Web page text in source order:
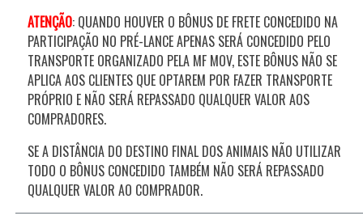
ATENÇÃO: QUANDO HOUVER O BÔNUS DE FRETE CONCEDIDO NA
PARTICIPAÇÃO NO PRÉ-LANCE APENAS SERÁ CONCEDIDO PELO
TRANSPORTE ORGANIZADO PELA MF MOV, ESTE BÔNUS NÃO SE
APLICA AOS CLIENTES QUE OPTAREM POR FAZER TRANSPORTE
PRÓPRIO E NÃO SERÁ REPASSADO QUALQUER VALOR AOS
COMPRADORES.
SE A DISTÂNCIA DO DESTINO FINAL DOS ANIMAIS NÃO UTILIZAR
TODO O BÔNUS CONCEDIDO TAMBÉM NÃO SERÁ REPASSADO
QUALQUER VALOR AO COMPRADOR.